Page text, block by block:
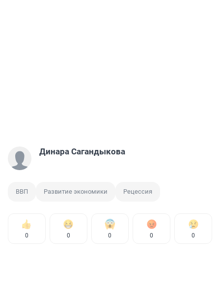
Динара Сагандыкова
ВВП Развитие экономики Рецессия
0 0 0 0 0